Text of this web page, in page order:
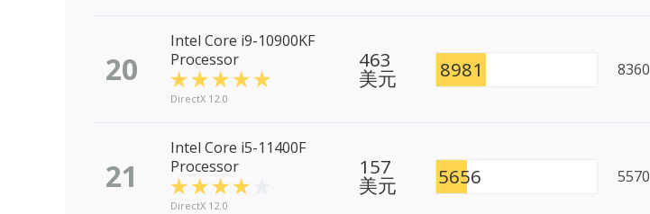
20
Intel Core i9-10900KF
Processor
DirectX 12.0
463
美元 8981 8360
21
Intel Core i5-11400F
Processor
DirectX 12.0
157
美元 5656 5570